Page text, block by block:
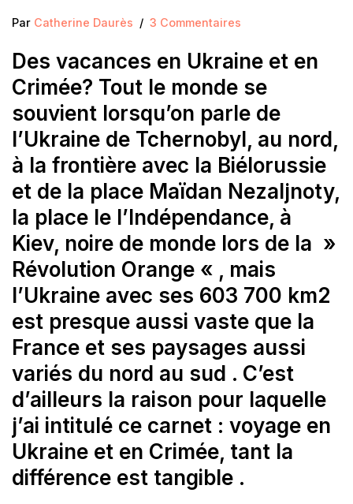
Par Catherine Daurès 3 Commentaires
Des vacances en Ukraine et en
Crimée? Tout le monde se
souvient lorsqu’on parle de
l’Ukraine de Tchernobyl, au nord,
à la frontière avec la Biélorussie
et de la place Maïdan Nezaljnoty,
la place le l’Indépendance, à
Kiev, noire de monde lors de la »
Révolution Orange « , mais
l’Ukraine avec ses 603 700 km2
est presque aussi vaste que la
France et ses paysages aussi
variés du nord au sud . C’est
d’ailleurs la raison pour laquelle
j’ai intitulé ce carnet : voyage en
Ukraine et en Crimée, tant la
différence est tangible .